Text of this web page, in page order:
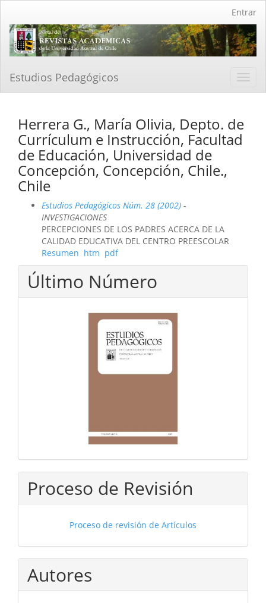
Contenido
principal
Barra
Entrar
Estudios Pedagógicos
Herrera G., María Olivia, Depto. de
Currículum e Instrucción, Facultad
de Educación, Universidad de
Concepción, Concepción, Chile.,
Chile
Estudios Pedagógicos Núm. 28 (2002) -
INVESTIGACIONES
PERCEPCIONES DE LOS PADRES ACERCA DE LA
CALIDAD EDUCATIVA DEL CENTRO PREESCOLAR
Resumen htm pdf
Último Número
Proceso de Revisión
Proceso de revisión de Artículos
Autores